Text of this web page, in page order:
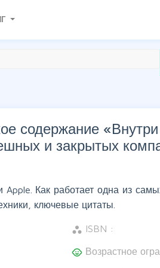
содержание
и закрытых
Apple. Как работает одна из
ключевые цитаты.
workspaces ISBN :
child_careВозрастное